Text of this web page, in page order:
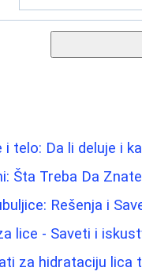
i telo: Da li deluje i
Šta Treba Da
Rešenja i
lice - Saveti i
za hidrataciju lica